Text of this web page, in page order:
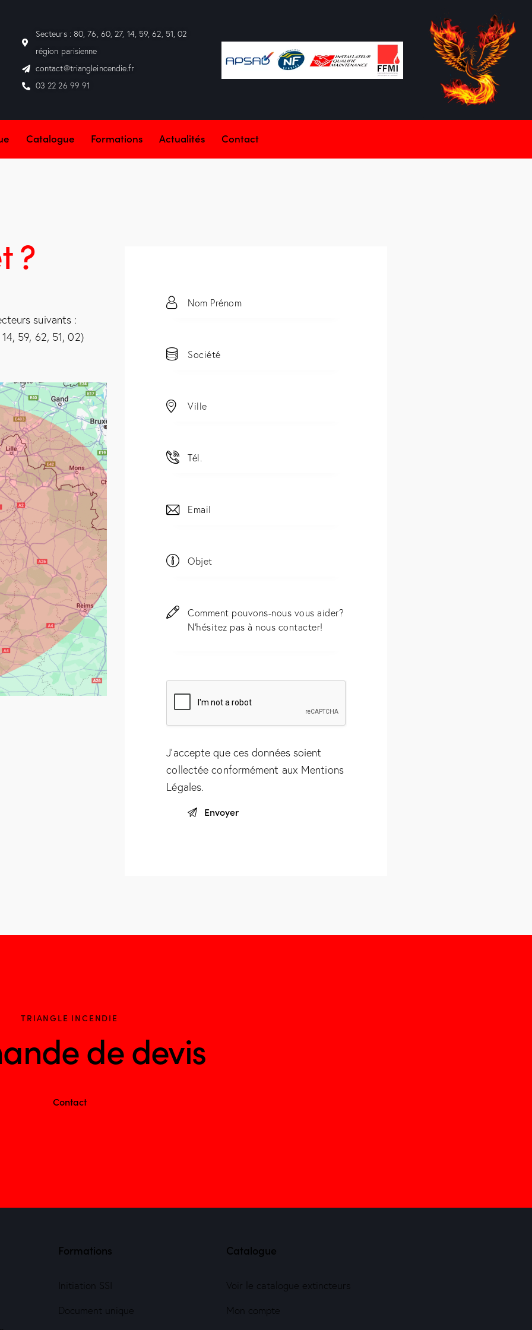
Secteurs : 80, 76, 60, 27, 14, 59, 62, 51, 02
région parisienne
contact@triangleincendie.fr
03 22 26 99 91
Catalogue Formations Actualités Contact
?
suivants :
59, 62, 51, 02)
J'accepte que ces données soient
collectée conformément aux Mentions
Légales.
TRIANGLE INCENDIE
de devis
Contact
Formations
Initiation SSI
Document unique
Catalogue
Voir le catalogue extincteurs
Mon compte